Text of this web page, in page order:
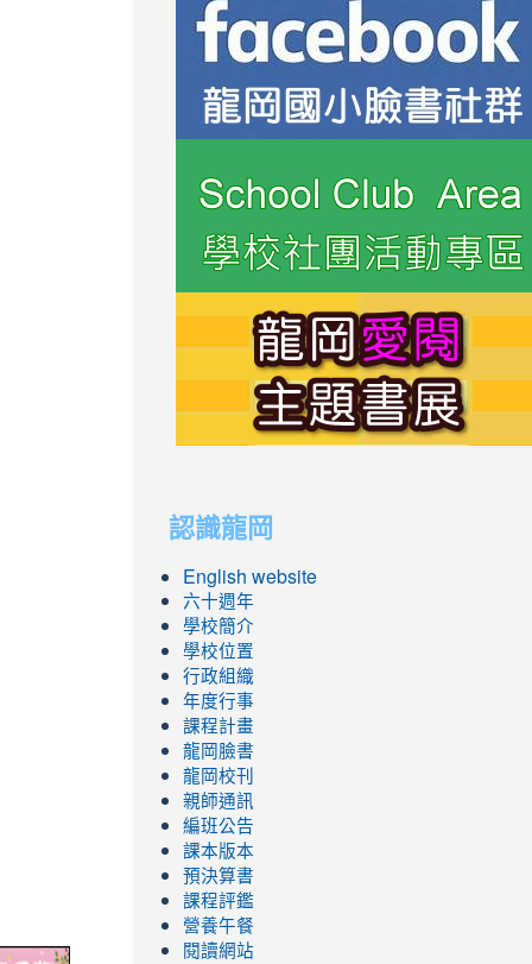
認識龍岡
English website
六十週年
學校簡介
學校位置
行政組織
年度行事
課程計畫
龍岡臉書
龍岡校刊
親師通訊
編班公告
課本版本
預決算書
課程評鑑
營養午餐
閱讀網站